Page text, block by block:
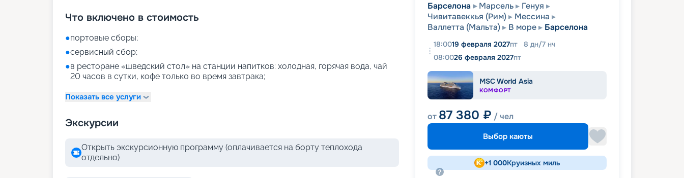
Что включено в стоимость
●портовые сборы;
●сервисный сбор;
●в ресторане «шведский стол» на станции напитков: холодная, горячая вода, чай
20 часов в сутки, кофе только во время завтрака;
Показать все услуги
Экскурсии
Открыть экскурсионную программу (оплачивается на борту теплохода
отдельно)
Барселона Марсель
Генуя
Чивитавеккья (Рим)
Мессина
Валлетта (Мальта)
В море Барселона
18:0019 февраля 2027пт 8 дн/7 нч
08:0026 февраля 2027пт
MSC World Asia
КОМФОРТ
от 87 380 ₽ / чел
Выбор каюты
+1 000Круизных миль